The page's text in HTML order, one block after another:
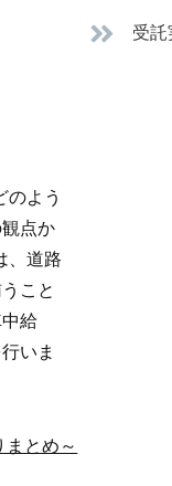
のよう
点か
、道路
こと
給
いま
とめ～
受託